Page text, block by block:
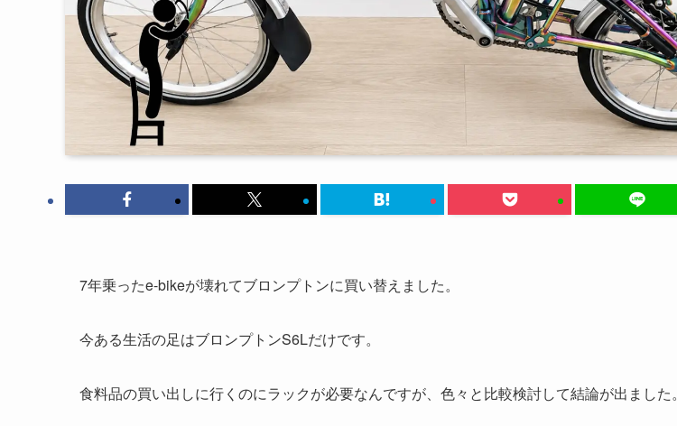
7年乗ったe-bikeが壊れてブロンプトンに買い替えました。
今ある生活の足はブロンプトンS6Lだけです。
食料品の買い出しに行くのにラックが必要なんですが、色々と比較検討して結論が出ました。